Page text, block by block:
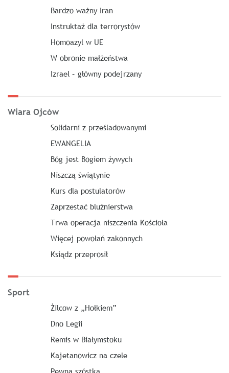
Bardzo ważny Iran
Instruktaż dla terrorystów
Homoazyl w UE
W obronie małżeństwa
Izrael – główny podejrzany
Wiara Ojców
Solidarni z prześladowanymi
EWANGELIA
Bóg jest Bogiem żywych
Niszczą świątynie
Kurs dla postulatorów
Zaprzestać bluźnierstwa
Trwa operacja niszczenia Kościoła
Więcej powołań zakonnych
Ksiądz przeprosił
Sport
Żilcow z „Hołkiem”
Dno Legii
Remis w Białymstoku
Kajetanowicz na czele
Pewna szóstka